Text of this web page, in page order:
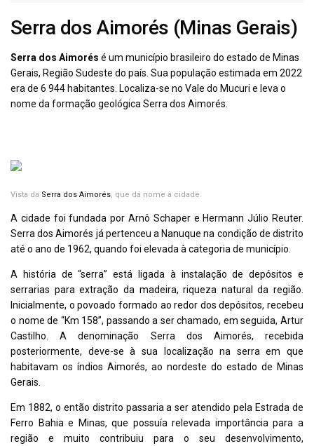
Serra dos Aimorés (Minas Gerais)
Serra dos Aimorés é um município brasileiro do estado de Minas
Gerais, Região Sudeste do país. Sua população estimada em 2022
era de 6 944 habitantes. Localiza-se no Vale do Mucuri e leva o
nome da formação geológicaSerra dos Aimorés.
Vista da Serra dos Aimorés, que dá nome à cidade.
A cidade foi fundada por Arnô Schaper e Hermann Júlio Reuter.
Serra dos Aimorés já pertenceu a Nanuque na condição de distrito
até o ano de 1962, quando foi elevada à categoria de município.
A história de “serra” está ligada à instalação de depósitos e
serrarias para extração da madeira, riqueza natural da região.
Inicialmente, o povoado formado ao redor dos depósitos, recebeu
o nome de “Km 158”, passando a ser chamado, em seguida, Artur
Castilho. A denominação Serra dos Aimorés, recebida
posteriormente, deve-se à sua localização na serra em que
habitavam os índios Aimorés, ao nordeste do estado de Minas
Gerais.
Em 1882, o então distrito passaria a ser atendido pela Estrada de
Ferro Bahia e Minas, que possuía relevada importância para a
região e muito contribuiu para o seu desenvolvimento,